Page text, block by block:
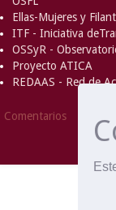
Ellas-Mujeres y
ITF - Iniciativa
OSSyR -
Proyecto ATICA
REDAAS - Red de
Comentarios
2008